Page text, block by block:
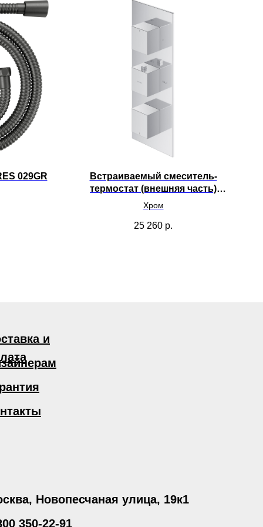
029GR
Встраиваемый смеситель-
термостат (внешняя часть)
OMNIRES Fresh FR7138ROCR
Хром
25 260 р.
и
Новопесчаная улица, 19к1
350-22-91